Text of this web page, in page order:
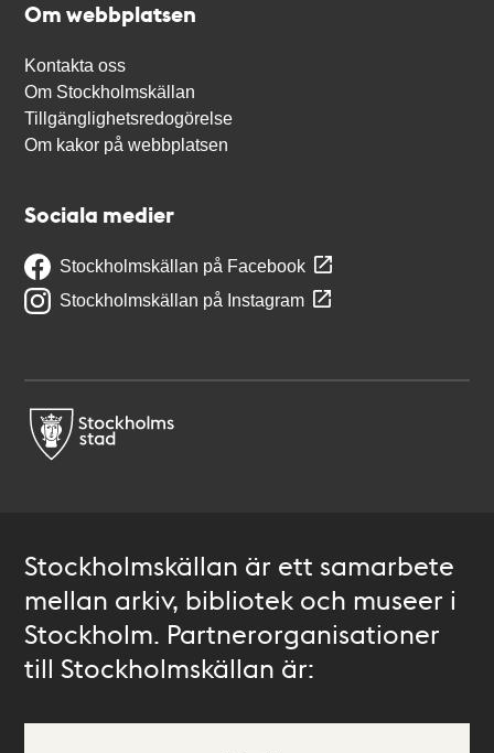
Om webbplatsen
Kontakta oss
Om Stockholmskällan
Tillgänglighetsredogörelse
Om kakor på webbplatsen
Sociala medier
Stockholmskällan på Facebook
Stockholmskällan på Instagram
Stockholmskällan är ett samarbete
mellan arkiv, bibliotek och museer i
Stockholm. Partnerorganisationer
till Stockholmskällan är: